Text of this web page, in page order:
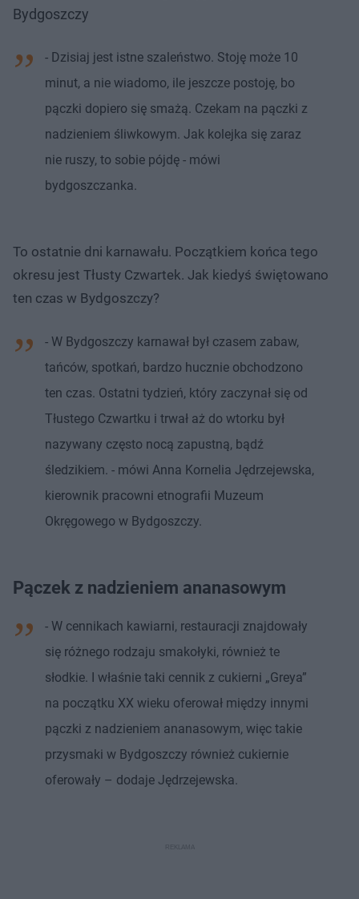
Bydgoszczy
- Dzisiaj jest istne szaleństwo. Stoję może 10
minut, a nie wiadomo, ile jeszcze postoję, bo
pączki dopiero się smażą. Czekam na pączki z
nadzieniem śliwkowym. Jak kolejka się zaraz
nie ruszy, to sobie pójdę - mówi
bydgoszczanka.
To ostatnie dni karnawału. Początkiem końca tego
okresu jest Tłusty Czwartek. Jak kiedyś świętowano
ten czas w Bydgoszczy?
- W Bydgoszczy karnawał był czasem zabaw,
tańców, spotkań, bardzo hucznie obchodzono
ten czas. Ostatni tydzień, który zaczynał się od
Tłustego Czwartku i trwał aż do wtorku był
nazywany często nocą zapustną, bądź
śledzikiem. - mówi Anna Kornelia Jędrzejewska,
kierownik pracowni etnografii Muzeum
Okręgowego w Bydgoszczy.
Pączek z nadzieniem ananasowym
- W cennikach kawiarni, restauracji znajdowały
się różnego rodzaju smakołyki, również te
słodkie. I właśnie taki cennik z cukierni „Greya”
na początku XX wieku oferował między innymi
pączki z nadzieniem ananasowym, więc takie
przysmaki w Bydgoszczy również cukiernie
oferowały – dodaje Jędrzejewska.